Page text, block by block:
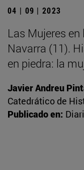
04 | 09 | 2023
Las Mujeres
Navarra (11).
en piedra: la
Javier Andreu
Catedrático de
Publicado en: